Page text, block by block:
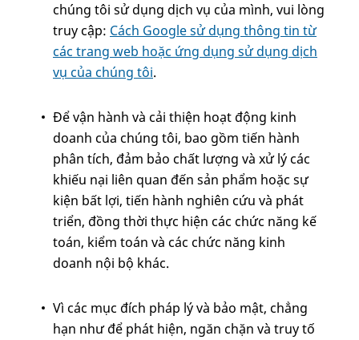
chúng tôi sử dụng dịch vụ của mình, vui lòng
truy cập: Cách Google sử dụng thông tin từ
các trang web hoặc ứng dụng sử dụng dịch
vụ của chúng tôi.
Để vận hành và cải thiện hoạt động kinh
doanh của chúng tôi, bao gồm tiến hành
phân tích, đảm bảo chất lượng và xử lý các
khiếu nại liên quan đến sản phẩm hoặc sự
kiện bất lợi, tiến hành nghiên cứu và phát
triển, đồng thời thực hiện các chức năng kế
toán, kiểm toán và các chức năng kinh
doanh nội bộ khác.
Vì các mục đích pháp lý và bảo mật, chẳng
hạn như để phát hiện, ngăn chặn và truy tố